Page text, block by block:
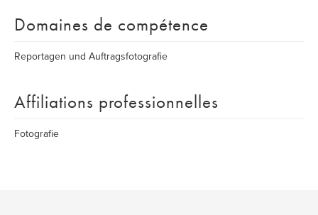
Domaines de compétence
Reportagen und Auftragsfotografie
Affiliations professionnelles
Fotografie